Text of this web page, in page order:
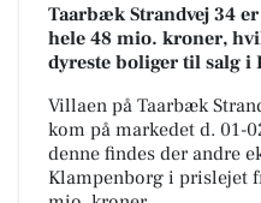
Taarbæk Strandvej 34
hele 48 mio. kroner,
dyreste boliger til salg i
Villaen på Taarbæk
kom på markedet d. 01-
denne findes der andre
Klampenborg i prislejet